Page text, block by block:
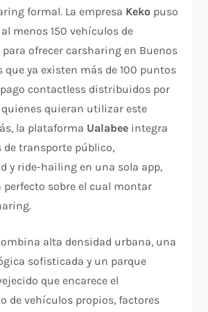
formal. La empresa Keko puso
menos 150 vehículos de
ofrecer carsharing en Buenos
que ya existen más de 100 puntos
pago contactless distribuidos por
quieran utilizar este
la plataforma Ualabee integra
de transporte público,
y ride-hailing en una sola app,
perfecto sobre el cual montar
alta densidad urbana, una
sofisticada y un parque
que encarece el
de vehículos propios, factores